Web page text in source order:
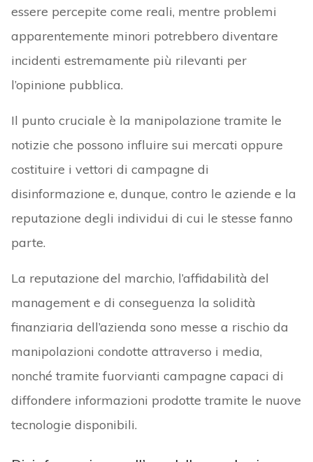
essere percepite come reali, mentre problemi
apparentemente minori potrebbero diventare
incidenti estremamente più rilevanti per
l’opinione pubblica.
Il punto cruciale è la manipolazione tramite le
notizie che possono influire sui mercati oppure
costituire i vettori di campagne di
disinformazione e, dunque, contro le aziende e la
reputazione degli individui di cui le stesse fanno
parte.
La reputazione del marchio, l’affidabilità del
management e di conseguenza la solidità
finanziaria dell’azienda sono messe a rischio da
manipolazioni condotte attraverso i media,
nonché tramite fuorvianti campagne capaci di
diffondere informazioni prodotte tramite le nuove
tecnologie disponibili.